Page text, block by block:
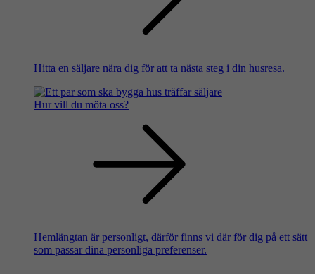
Hitta en säljare nära dig för att ta nästa steg i din husresa.
Hur vill du möta oss?
Hemlängtan är personligt, därför finns vi där för dig på ett sätt
som passar dina personliga preferenser.